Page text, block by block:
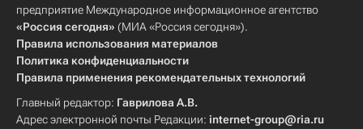
предприятие Международное информационное агентство
«Россия сегодня» (МИА «Россия сегодня»).
Правила использования материалов
Политика конфиденциальности
Правила применения рекомендательных технологий
Главный редактор: Гаврилова А.В.
Адрес электронной почты Редакции: internet-group@ria.ru